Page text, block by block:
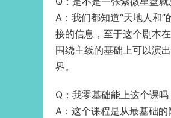
A：我们都知道“天地人和
接的信息，至于这个剧本
围绕主线的基础上可以演
界。
Q：我零基础能上这个课吗
A：这个课程是从最基础